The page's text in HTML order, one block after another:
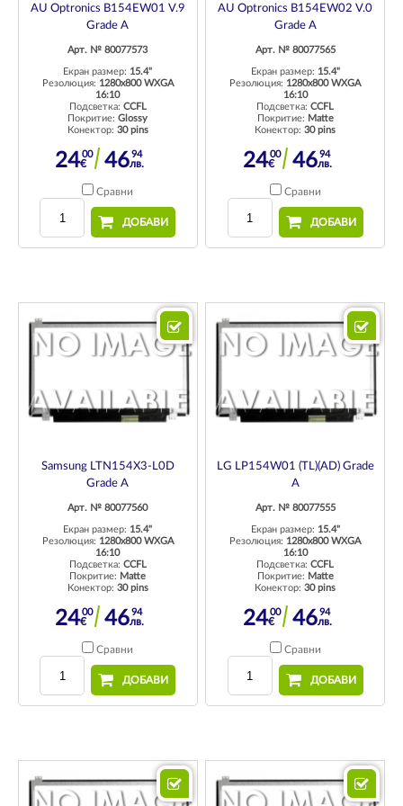
AU Optronics B154EW01 V.9
Grade A
Арт. № 80077573
Екран размер: 15.4"
Резолюция: 1280x800 WXGA
16:10
Подсветка: CCFL
Покритие:Glossy
Конектор: 30 pins
2400
€ 4694
лв.
Сравни
ДОБАВИ
AU Optronics B154EW02 V.0
Grade A
Арт. № 80077565
Екран размер: 15.4"
Резолюция: 1280x800 WXGA
16:10
Подсветка:CCFL
Покритие: Matte
Конектор:30 pins
2400
€ 4694
лв.
Сравни
ДОБАВИ
Samsung LTN154X3-L0D
Grade A
Арт. № 80077560
Екран размер: 15.4"
Резолюция: 1280x800 WXGA
16:10
Подсветка: CCFL
Покритие: Matte
Конектор: 30 pins
2400
€ 4694
лв.
Сравни
ДОБАВИ
LG LP154W01 (TL)(AD) Grade
A
Арт. № 80077555
Екран размер: 15.4"
Резолюция: 1280x800 WXGA
16:10
Подсветка:CCFL
Покритие: Matte
Конектор:30 pins
2400
€ 4694
лв.
Сравни
ДОБАВИ